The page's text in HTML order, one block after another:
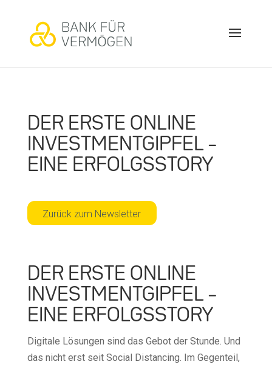
DER ERSTE ONLINE
INVESTMENTGIPFEL –
EINE ERFOLGSSTORY
Zurück zum Newsletter
DER ERSTE ONLINE
INVESTMENTGIPFEL –
EINE ERFOLGSSTORY
Digitale Lösungen sind das Gebot der Stunde. Und
das nicht erst seit Social Distancing. Im Gegenteil,